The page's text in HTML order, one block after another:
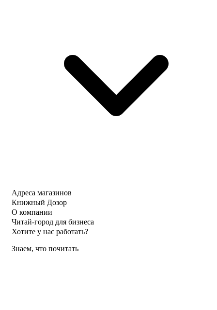
Адреса магазинов
Книжный Дозор
О компании
Читай-город для бизнеса
Хотите у нас работать?
Знаем, что почитать